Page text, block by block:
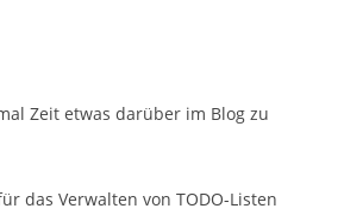
Zeit etwas darüber im Blog zu
das Verwalten von TODO-Listen